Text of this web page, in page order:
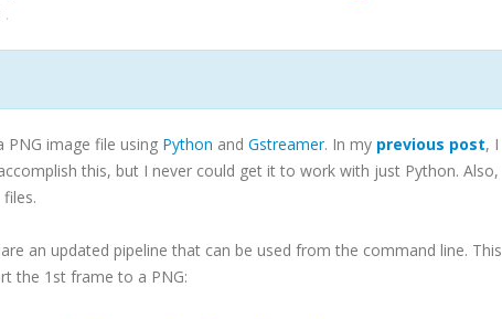
.
image file using Python and Gstreamer. In my previous post, I
this, but I never could get it to work with just Python. Also,
an updated pipeline that can be used from the command line. This
the 1st frame to a PNG: